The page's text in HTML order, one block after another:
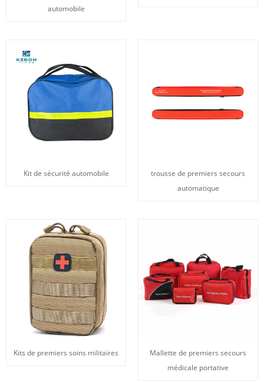
automobile
Kit de sécurité automobile
trousse de premiers secours
automatique
Kits de premiers soins militaires
Mallette de premiers secours
médicale portative